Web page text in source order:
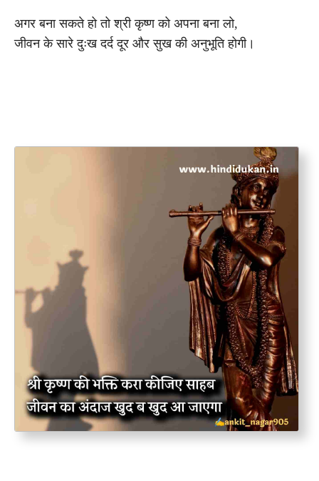
अगर बना सकते हो तो श्री कृष्ण को अपना बना लो,
जीवन के सारे दुःख दर्द दूर और सुख की अनुभूति होगी।